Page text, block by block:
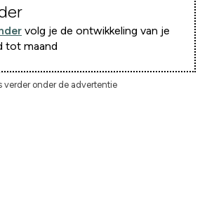
volg je de ontwikkeling van je
tot maand
verder onder de advertentie